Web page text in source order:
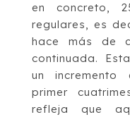
en concreto,
regulares, es
hace más de
continuada.
un
primer
refleja que